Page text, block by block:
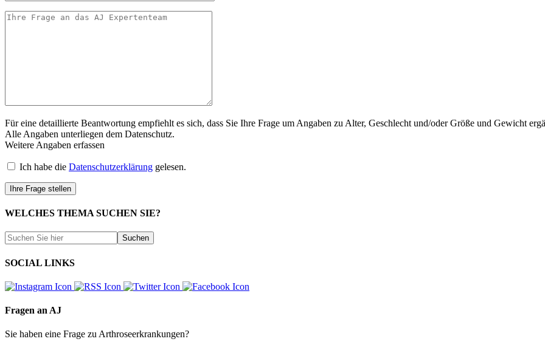
Für eine detaillierte Beantwortung empfiehlt es sich, dass Sie Ihre Frage um Angaben zu Alter, Geschlecht und/oder Größe und Gewicht
Alle Angaben unterliegen dem Datenschutz.
Weitere Angaben erfassen
Ich habe die Datenschutzerklärung gelesen.
WELCHES THEMA SUCHEN SIE?
SOCIAL LINKS
Fragen an AJ
Sie haben eine Frage zu Arthroseerkrankungen?